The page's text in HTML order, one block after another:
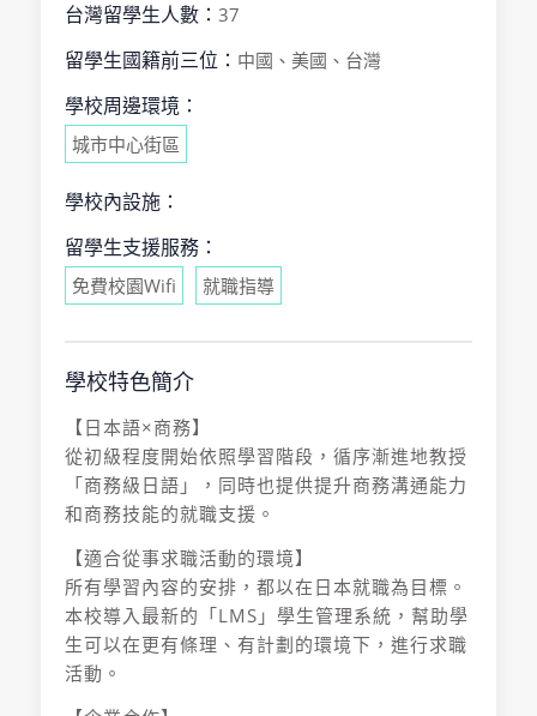
台灣留學生人數： 37
留學生國籍前三位： 中國、美國、台灣
學校周邊環境：
城市中心街區
學校內設施：
留學生支援服務：
免費校園Wifi 就職指導
學校特色簡介
【日本語×商務】
從初級程度開始依照學習階段，循序漸進地教授
「商務級日語」，同時也提供提升商務溝通能力
和商務技能的就職支援。
【適合從事求職活動的環境】
所有學習內容的安排，都以在日本就職為目標。
本校導入最新的「LMS」學生管理系統，幫助學
生可以在更有條理、有計劃的環境下，進行求職
活動。